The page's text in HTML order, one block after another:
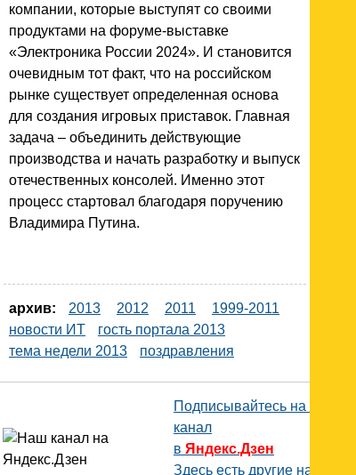
компании, которые выступят со своими
продуктами на форуме-выставке
«Электроника России 2024». И становится
очевидным тот факт, что на российском
рынке существует определенная основа
для создания игровых приставок. Главная
задача – объединить действующие
производства и начать разработку и выпуск
отечественных консолей. Именно этот
процесс стартовал благодаря поручению
Владимира Путина.
архив: 2013 2012 2011
1999-2011
новости ИТ
гость портала 2013
тема недели 2013
поздравления
Подписывайтесь на наш
канал
в Яндекс.Дзен
Здесь есть другие наши